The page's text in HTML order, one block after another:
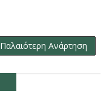
Παλαιότερη Ανάρτηση